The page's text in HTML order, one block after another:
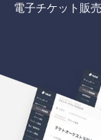
電子チケット販